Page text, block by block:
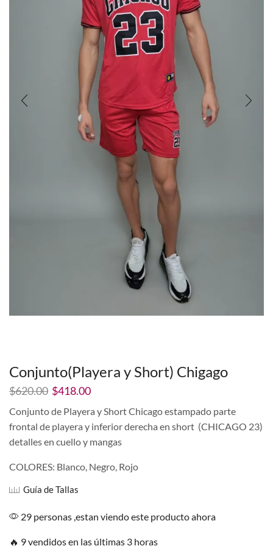
Conjunto(Playera y Short) Chigago
$620.00 El
original
era:
$620.00.
$418.00El
actual
es:
$418.00.
Conjunto de Playera y Short Chicago estampado parte
frontal de playera y inferior derecha en short (CHICAGO 23)
detalles en cuello y mangas
COLORES: Blanco, Negro, Rojo
Guía de Tallas
29 personas ,estan viendo este producto ahora
🔥 9 vendidos en las últimas 3 horas